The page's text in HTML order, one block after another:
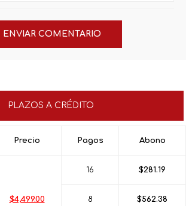
PLAZOS A CRÉDITO
Precio Pagos Abono
$4,499.00
16 $281.19
8 $562.38